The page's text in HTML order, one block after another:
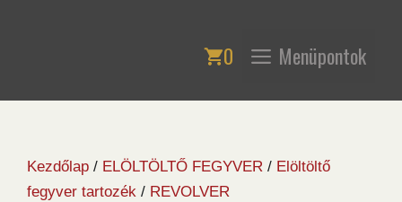
0 Menüpontok
Kezdőlap / ELÖLTÖLTŐ FEGYVER / Elöltöltő
fegyver tartozék / REVOLVER